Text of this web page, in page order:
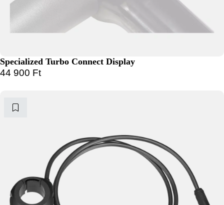
Specialized Turbo Connect Display
44 900 Ft